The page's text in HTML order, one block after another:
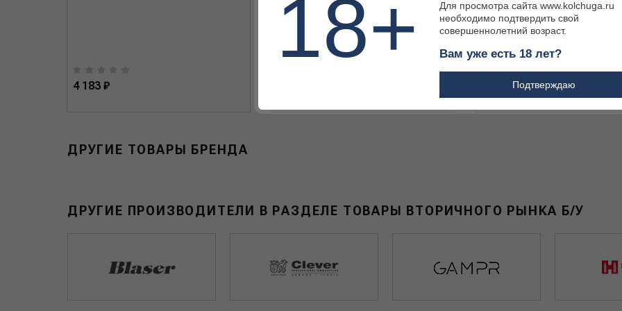
4 183 ₽
NF (NF-20222)
Vi Diarange ASV-H комиссия
130 000 ₽
ДРУГИЕ ТОВАРЫ БРЕНДА
ДРУГИЕ ПРОИЗВОДИТЕЛИ В РАЗДЕЛЕ ТОВАРЫ ВТОРИЧНОГО РЫНКА Б/У
18+
Для просмотра сайта www.kolchuga.ru
необходимо подтвердить свой
совершеннолетний возраст.
Вам уже есть 18 лет?
Подтверждаю